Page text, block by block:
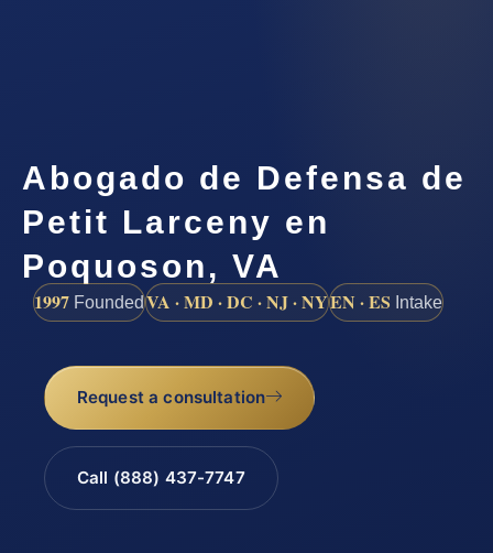
Abogado de Defensa de
Petit Larceny en
Poquoson, VA
1997 FoundedVA · MD · DC · NJ · NYEN · ES Intake
Request a consultation
Call (888) 437-7747